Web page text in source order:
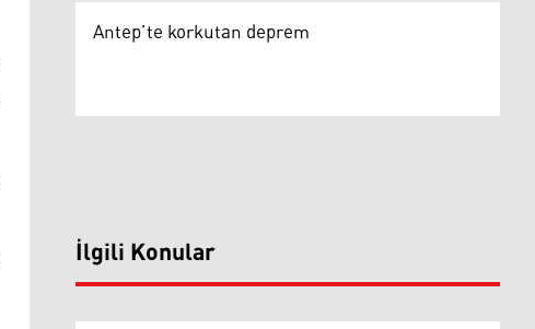
Antep’te korkutan deprem
İlgili Konular